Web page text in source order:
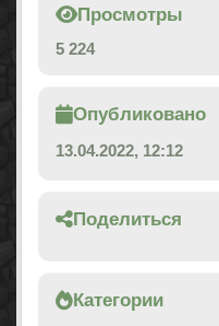
Просмотры
5 224
Опубликовано
13.04.2022, 12:12
Поделиться
Категории